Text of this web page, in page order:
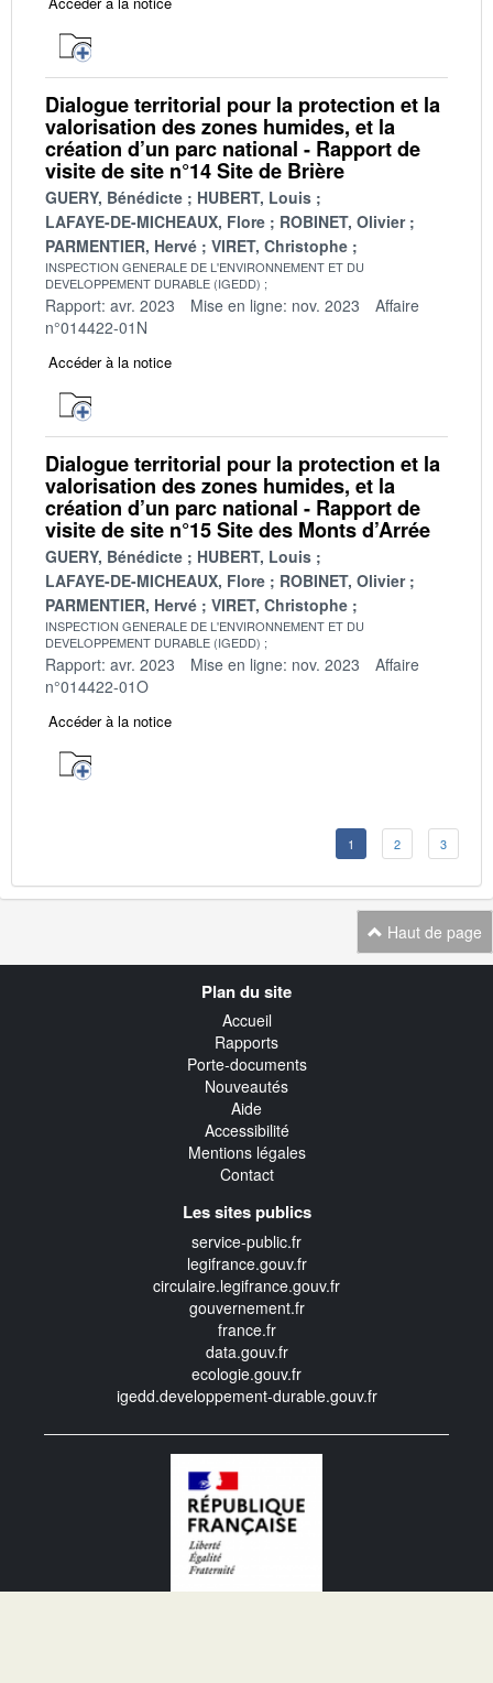
Dialogue territorial pour la protection et la
valorisation des zones humides, et la
création d’un parc national - Rapport de
visite de site n°14 Site de Brière
GUERY, Bénédicte
HUBERT, Louis
LAFAYE-DE-MICHEAUX, Flore
ROBINET, Olivier
PARMENTIER, Hervé
VIRET, Christophe
INSPECTION GENERALE DE L'ENVIRONNEMENT ET DU
DEVELOPPEMENT DURABLE (IGEDD)
Rapport: avr. 2023 Mise en ligne: nov. 2023
Affaire
n°014422-01N
Accéder à la notice
Dialogue territorial pour la protection et la
valorisation des zones humides, et la
création d’un parc national - Rapport de
visite de site n°15 Site des Monts d’Arrée
GUERY, Bénédicte
HUBERT, Louis
LAFAYE-DE-MICHEAUX, Flore
ROBINET, Olivier
PARMENTIER, Hervé
VIRET, Christophe
INSPECTION GENERALE DE L'ENVIRONNEMENT ET DU
DEVELOPPEMENT DURABLE (IGEDD)
Rapport: avr. 2023 Mise en ligne: nov. 2023
Affaire
n°014422-01O
Accéder à la notice
1 2 3
Haut de page
Plan du site
Accueil
Rapports
Porte-documents
Nouveautés
Aide
Accessibilité
Mentions légales
Contact
Les sites publics
service-public.fr
legifrance.gouv.fr
circulaire.legifrance.gouv.fr
gouvernement.fr
france.fr
data.gouv.fr
ecologie.gouv.fr
igedd.developpement-durable.gouv.fr